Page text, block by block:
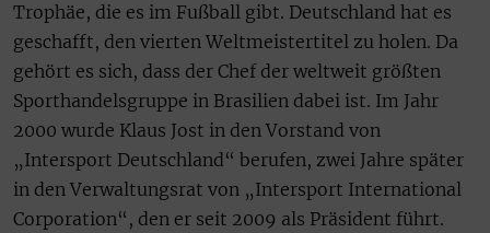
Trophäe, die es im Fußball gibt. Deutschland hat es
geschafft, den vierten Weltmeistertitel zu holen. Da
gehört es sich, dass der Chef der weltweit größten
Sporthandelsgruppe in Brasilien dabei ist. Im Jahr
2000 wurde Klaus Jost in den Vorstand von
„Intersport Deutschland“ berufen, zwei Jahre später
in den Verwaltungsrat von „Intersport International
Corporation“, den er seit 2009 als Präsident führt.